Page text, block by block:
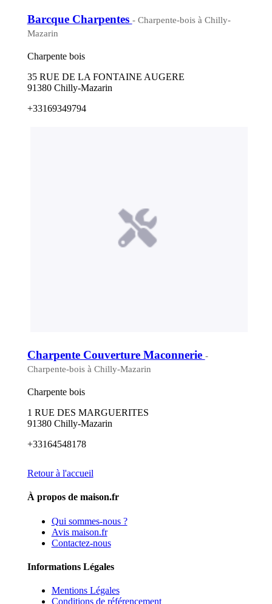
Barcque Charpentes - Charpente-bois à Chilly-
Mazarin
Charpente bois
35 RUE DE LA FONTAINE AUGERE
91380 Chilly-Mazarin
+33169349794
Charpente Couverture Maconnerie -
Charpente-bois à Chilly-Mazarin
Charpente bois
1 RUE DES MARGUERITES
91380 Chilly-Mazarin
+33164548178
Retour à l'accueil
À propos de maison.fr
Qui sommes-nous ?
Avis maison.fr
Contactez-nous
Informations Légales
Mentions Légales
Conditions de référencement